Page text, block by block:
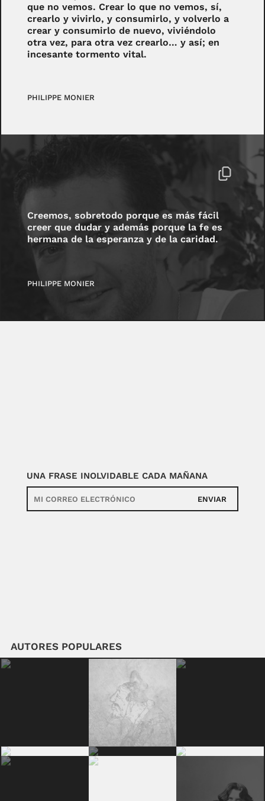
que no vemos. Crear lo que no vemos, sí,
crearlo y vivirlo, y consumirlo, y volverlo a
crear y consumirlo de nuevo, viviéndolo
otra vez, para otra vez crearlo… y así; en
incesante tormento vital.
PHILIPPE MONIER
Creemos, sobretodo porque es más fácil
creer que dudar y además porque la fe es
hermana de la esperanza y de la caridad.
PHILIPPE MONIER
UNA FRASE INOLVIDABLE CADA MAÑANA
ENVIAR
AUTORES POPULARES